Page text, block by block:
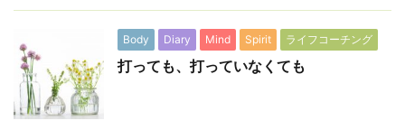
Body Diary Mind Spirit ライフコーチング
打っても、打っていなくても